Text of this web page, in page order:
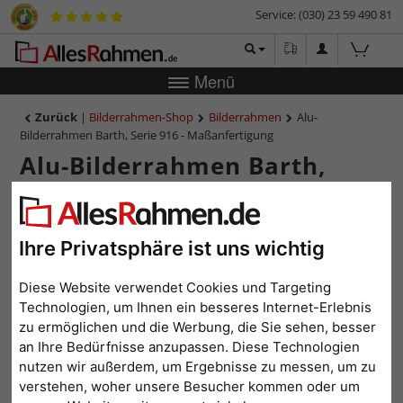
Ihre Privatsphäre ist uns wichtig
Diese Website verwendet Cookies und Targeting
Technologien, um Ihnen ein besseres Internet-Erlebnis
zu ermöglichen und die Werbung, die Sie sehen, besser
an Ihre Bedürfnisse anzupassen. Diese Technologien
nutzen wir außerdem, um Ergebnisse zu messen, um zu
verstehen, woher unsere Besucher kommen oder um
Service: (030) 23 59 490 81
Menü
Zurück | Bilderrahmen-Shop Bilderrahmen
Alu-
Bilderrahmen Barth, Serie 916 - Maßanfertigung
Alu-Bilderrahmen Barth,
Serie 916 - Maßanfertigung
Zurück